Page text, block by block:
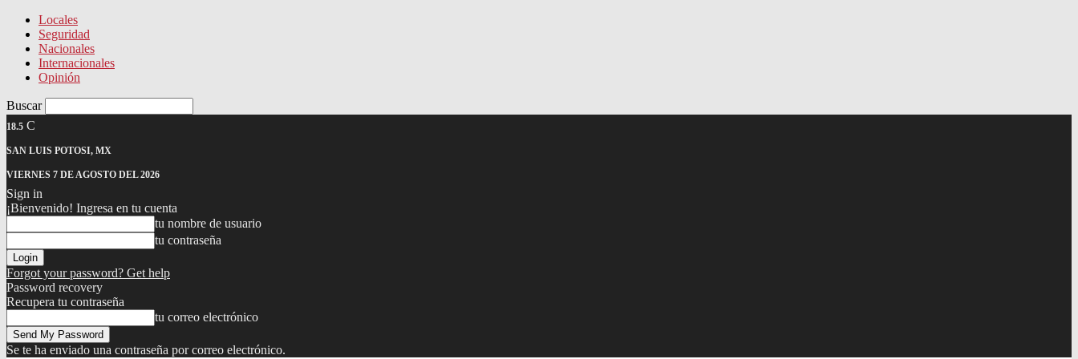
Locales
Seguridad
Nacionales
Internacionales
Opinión
Buscar
18.5 C
SAN LUIS POTOSI, MX
VIERNES 7 DE AGOSTO DEL 2026
Sign in
¡Bienvenido! Ingresa en tu cuenta
tu nombre de usuario
tu contraseña
Forgot your password? Get help
Password recovery
Recupera tu contraseña
tu correo electrónico
Se te ha enviado una contraseña por correo electrónico.